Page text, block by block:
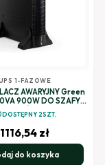
1-FAZOWE
AWARYJNY Green
900W DO SZAFY
Z WYŚWIETLACZEM
LCD
DOSTĘPNY 2SZT.
1116,54 zł
do koszyka